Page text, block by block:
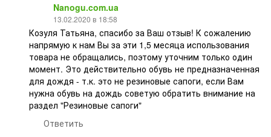
Nanogu.com.ua
13.02.2020 в 18:58
Козуля Татьяна, спасибо за Ваш отзыв! К сожалению
напрямую к нам Вы за эти 1,5 месяца использования
товара не обращались, поэтому уточним только один
момент. Это действительно обувь не предназначенная
для дождя - т.к. это не резиновые сапоги, если Вам
нужна обувь на дождь советую обратить внимание на
раздел "Резиновые сапоги"
Ответить